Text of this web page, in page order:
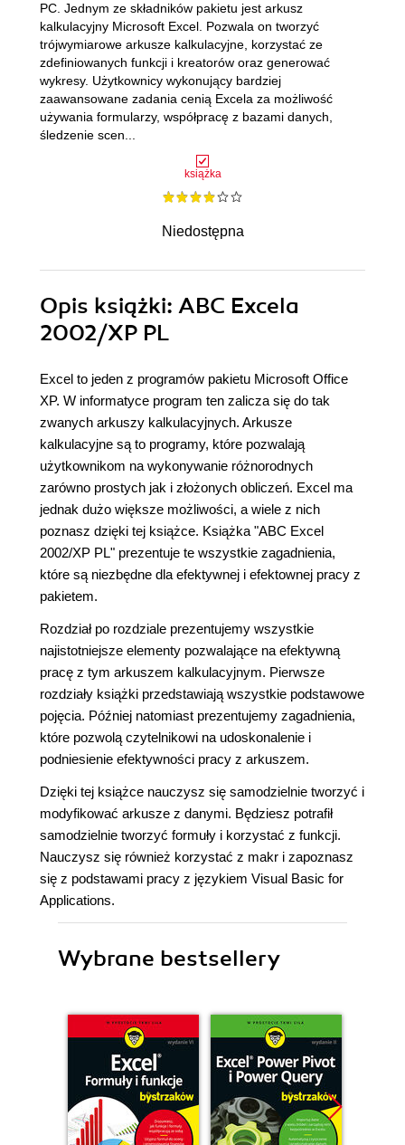
książka
Niedostępna
PC. Jednym ze składników pakietu jest arkusz
kalkulacyjny Microsoft Excel. Pozwala on tworzyć
trójwymiarowe arkusze kalkulacyjne, korzystać ze
zdefiniowanych funkcji i kreatorów oraz generować
wykresy. Użytkownicy wykonujący bardziej
zaawansowane zadania cenią Excela za możliwość
używania formularzy, współpracę z bazami danych,
śledzenie scen...
Opis książki: ABC Excela
2002/XP PL
Excel to jeden z programów pakietu Microsoft Office
XP. W informatyce program ten zalicza się do tak
zwanych arkuszy kalkulacyjnych. Arkusze
kalkulacyjne są to programy, które pozwalają
użytkownikom na wykonywanie różnorodnych
zarówno prostych jak i złożonych obliczeń. Excel ma
jednak dużo większe możliwości, a wiele z nich
poznasz dzięki tej książce. Książka "ABC Excel
2002/XP PL" prezentuje te wszystkie zagadnienia,
które są niezbędne dla efektywnej i efektownej pracy z
pakietem.
Rozdział po rozdziale prezentujemy wszystkie
najistotniejsze elementy pozwalające na efektywną
pracę z tym arkuszem kalkulacyjnym. Pierwsze
rozdziały książki przedstawiają wszystkie podstawowe
pojęcia. Później natomiast prezentujemy zagadnienia,
które pozwolą czytelnikowi na udoskonalenie i
podniesienie efektywności pracy z arkuszem.
Dzięki tej książce nauczysz się samodzielnie tworzyć i
modyfikować arkusze z danymi. Będziesz potrafił
samodzielnie tworzyć formuły i korzystać z funkcji.
Nauczysz się również korzystać z makr i zapoznasz
się z podstawami pracy z językiem Visual Basic for
Applications.
Wybrane bestsellery